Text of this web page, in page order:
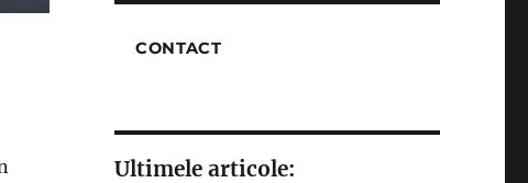
CONTACT
Ultimele articole: